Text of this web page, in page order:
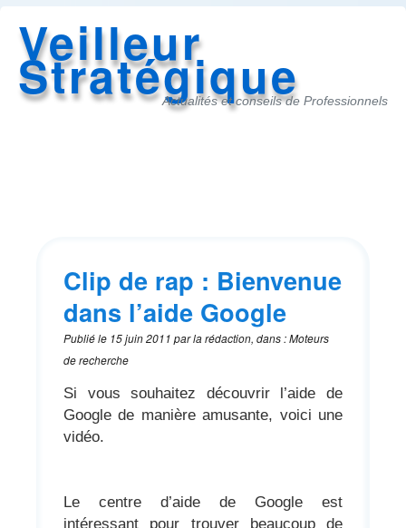
Veilleur
Stratégique
Actualités et conseils de Professionnels
Clip de rap : Bienvenue
dans l’aide Google
Publié le 15 juin 2011 parla rédaction, dans :Moteurs
de recherche
Si vous souhaitez découvrir l’aide de
Google de manière amusante, voici une
vidéo.
Le centre d’aide de Google est
intéressant pour trouver beaucoup de